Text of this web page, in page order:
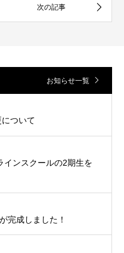
お知らせ一覧
ついて
インスクールの2期生を
完成しました！